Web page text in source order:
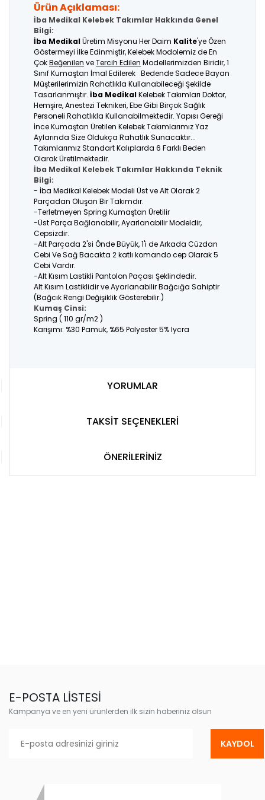
Ürün Açıklaması:
İba Medikal Kelebek Takımlar Hakkında Genel
Bilgi:
İba MedikalÜretim Misyonu Her Daim Kalite'ye Özen
Göstermeyi İlke Edinmiştir, Kelebek Modolemiz de En
ÇokBeğenilen veTercih Edilen Modellerimizden Biridir, 1
Sınıf Kumaştan İmal Edilerek Bedende Sadece Bayan
Müşterilerimizin Rahatlıkla Kullanabileceği Şekilde
Tasarlanmıştır. İba MedikalKelebek Takımları Doktor,
Hemşire, Anestezi Teknikeri, Ebe Gibi Birçok Sağlık
Personeli Rahatlıkla Kullanabilmektedir. Yapısı Gereği
İnce Kumaştan Üretilen Kelebek Takımlarımız Yaz
Aylarında Size Oldukça Rahatlık Sunacaktır...
Takımlarımız Standart Kalıplarda 6 Farklı Beden
Olarak Üretilmektedir.
İba Medikal Kelebek Takımlar Hakkında Teknik
Bilgi:
- İba Medikal Kelebek Modeli Üst ve Alt Olarak 2
Parçadan Oluşan Bir Takımdır.
-Terletmeyen Spring Kumaştan Üretilir
-Üst Parça Bağlanabilir, Ayarlanabilir Modeldir,
Cepsizdir.
-Alt Parçada 2'si Önde Büyük, 1'i de Arkada Cüzdan
Cebi Ve Sağ Bacakta 2 katlı komando cep Olarak 5
Cebi Vardır.
-Alt Kısım Lastikli Pantolon Paçası Şeklindedir.
Alt Kısım Lastiklidir ve Ayarlanabilir Bağcığa Sahiptir
(Bağcık Rengi Değişiklik Gösterebilir.)
Kumaş Cinsi:
Spring ( 110 gr/m2 )
Karışımı: %30 Pamuk, %65 Polyester 5% lycra
YORUMLAR
TAKSİT SEÇENEKLERİ
ÖNERİLERİNİZ
E-POSTA LİSTESİ
Kampanya ve en yeni ürünlerden ilk sizin haberiniz olsun
KAYDOL